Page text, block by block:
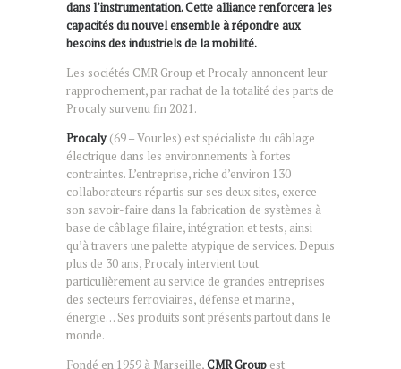
dans l’instrumentation. Cette alliance renforcera les
capacités du nouvel ensemble à répondre aux
besoins des industriels de la mobilité.
Les sociétés CMR Group et Procaly annoncent leur
rapprochement, par rachat de la totalité des parts de
Procaly survenu fin 2021.
Procaly(69 – Vourles) est spécialiste du câblage
électrique dans les environnements à fortes
contraintes. L’entreprise, riche d’environ 130
collaborateurs répartis sur ses deux sites, exerce
son savoir-faire dans la fabrication de systèmes à
base de câblage filaire, intégration et tests, ainsi
qu’à travers une palette atypique de services. Depuis
plus de 30 ans, Procaly intervient tout
particulièrement au service de grandes entreprises
des secteurs ferroviaires, défense et marine,
énergie… Ses produits sont présents partout dans le
monde.
Fondé en 1959 à Marseille,CMR Group est